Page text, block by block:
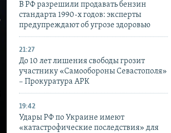
В РФ разрешили продавать бензин
стандарта 1990-х годов: эксперты
предупреждают об угрозе здоровью
21:27
До 10 лет лишения свободы грозит
участнику «Самообороны Севастополя»
– Прокуратура АРК
19:42
Удары РФ по Украине имеют
«катастрофические последствия» для